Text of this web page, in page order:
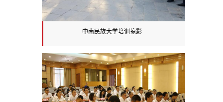
中南民族大学培训掠影